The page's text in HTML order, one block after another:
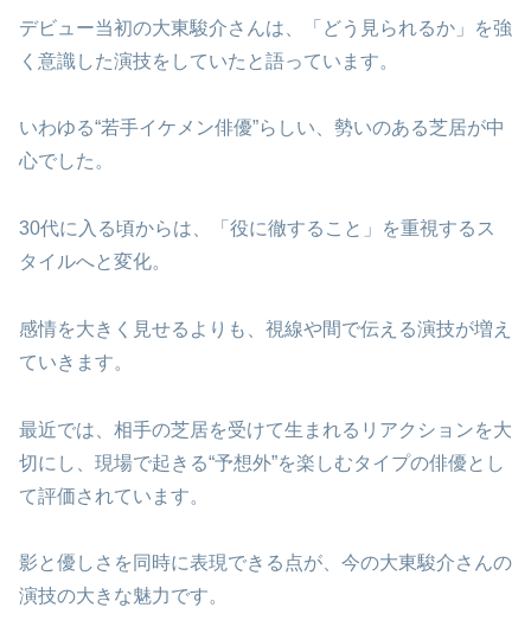
デビュー当初の大東駿介さんは、「どう見られるか」を強
く意識した演技をしていたと語っています。
いわゆる“若手イケメン俳優”らしい、勢いのある芝居が中
心でした。
30代に入る頃からは、「役に徹すること」を重視するス
タイルへと変化。
感情を大きく見せるよりも、視線や間で伝える演技が増え
ていきます。
最近では、相手の芝居を受けて生まれるリアクションを大
切にし、現場で起きる“予想外”を楽しむタイプの俳優とし
て評価されています。
影と優しさを同時に表現できる点が、今の大東駿介さんの
演技の大きな魅力です。